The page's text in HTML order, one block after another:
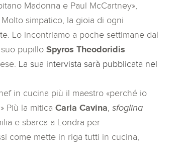
Madonna e Paul McCartney»,
simpatico, la gioia di ogni
Lo incontriamo a poche settimane dal
pupillo Spyros Theodoridis
La sua intervista sarà pubblicata nel
in cucina più il maestro «perché io
Più la mitica Carla Cavina, sfoglina
e sbarca a Londra per
come mette in riga tutti in cucina,